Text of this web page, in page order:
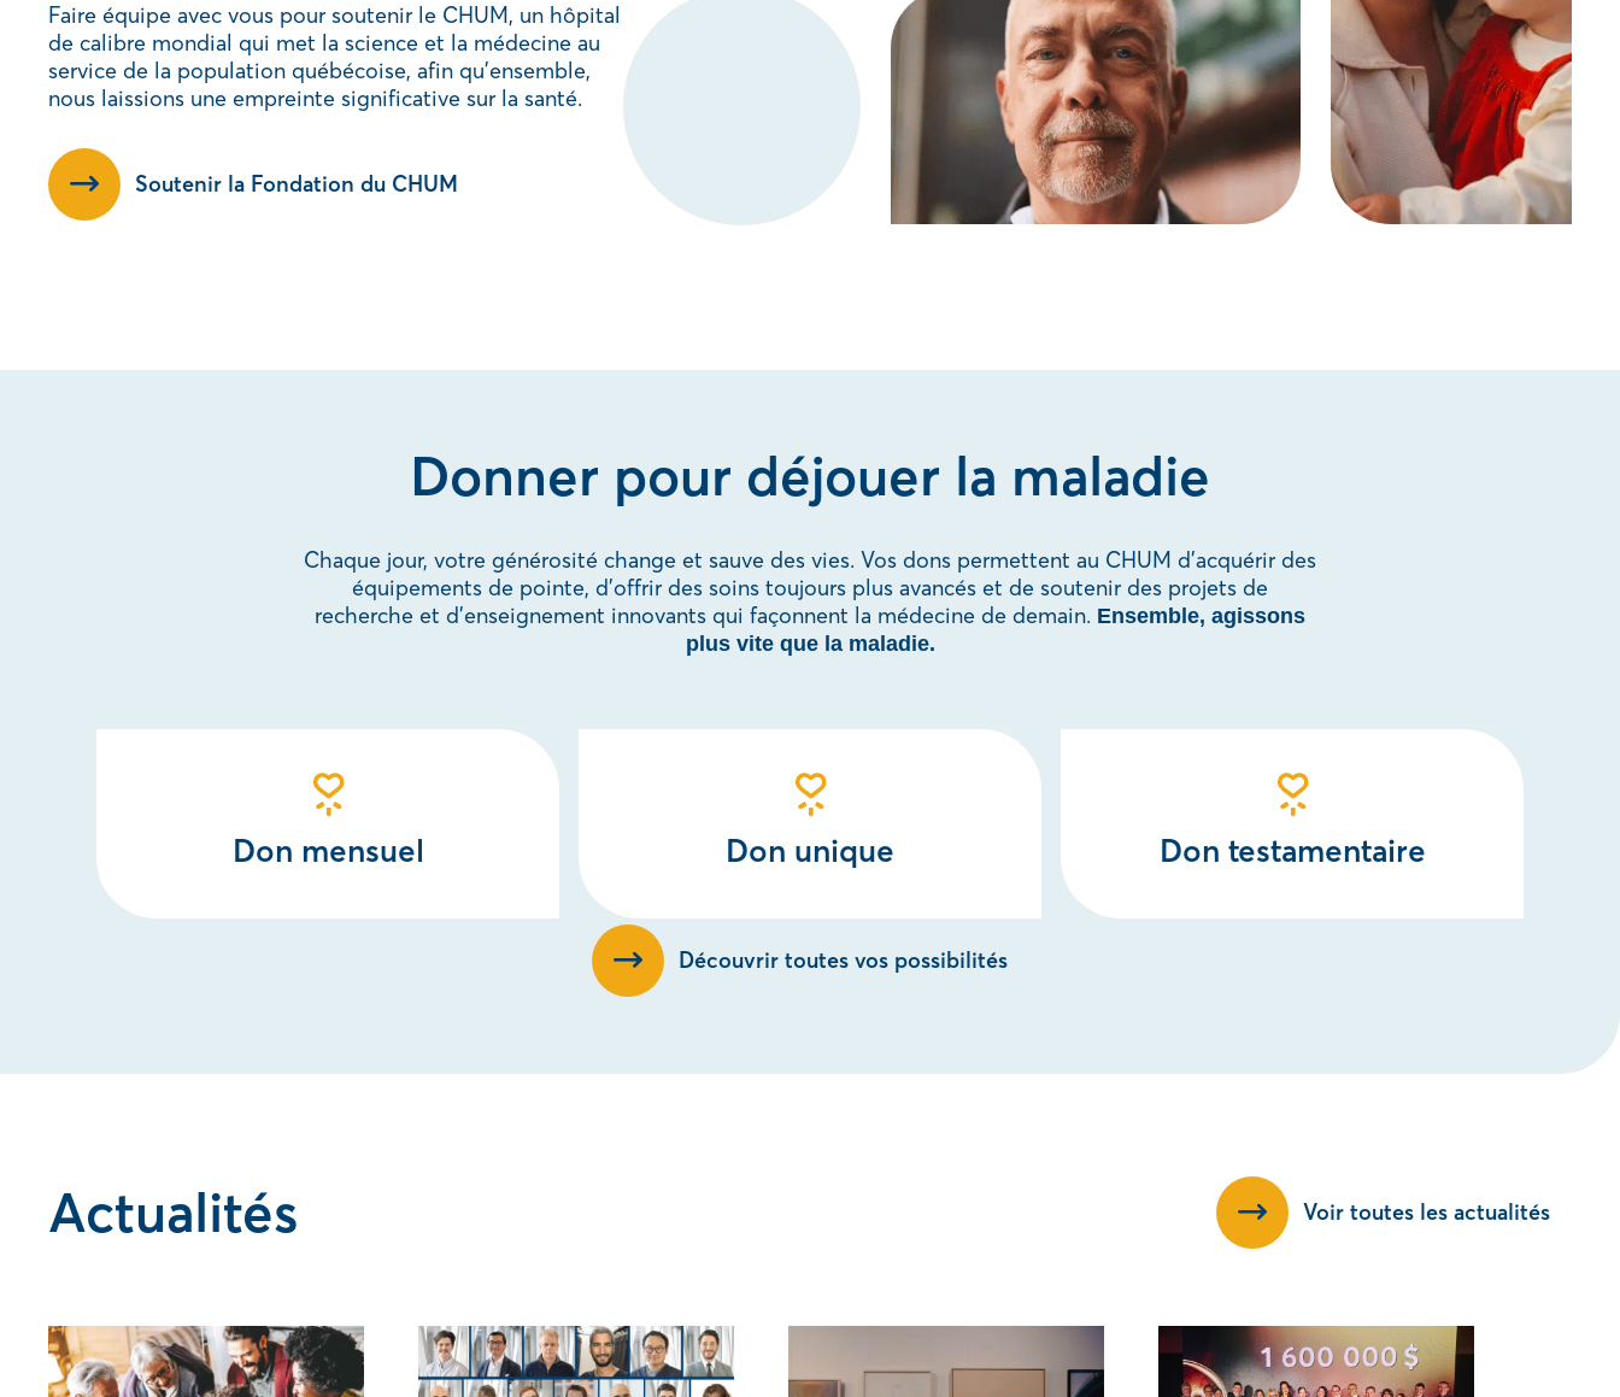
Faire équipe avec vous pour soutenir le CHUM, un hôpital
de calibre mondial qui met la science et la médecine au
service de la population québécoise, afin qu’ensemble,
nous laissions une empreinte significative sur la santé.
Soutenir la Fondation du CHUM
Donner pour déjouer la maladie
Chaque jour, votre générosité change et sauve des vies. Vos dons permettent au CHUM d’acquérir des
équipements de pointe, d’offrir des soins toujours plus avancés et de soutenir des projets de
recherche et d’enseignement innovants qui façonnent la médecine de demain. Ensemble, agissons
plus vite que la maladie.
Don mensuel Don unique Don testamentaire
Découvrir toutes vos possibilités
Actualités Voir toutes les actualités